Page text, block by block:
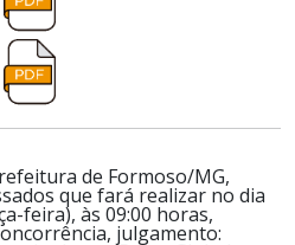
de Formoso/MG,
que fará realizar no dia
feira), às 09:00 horas,
julgamento: